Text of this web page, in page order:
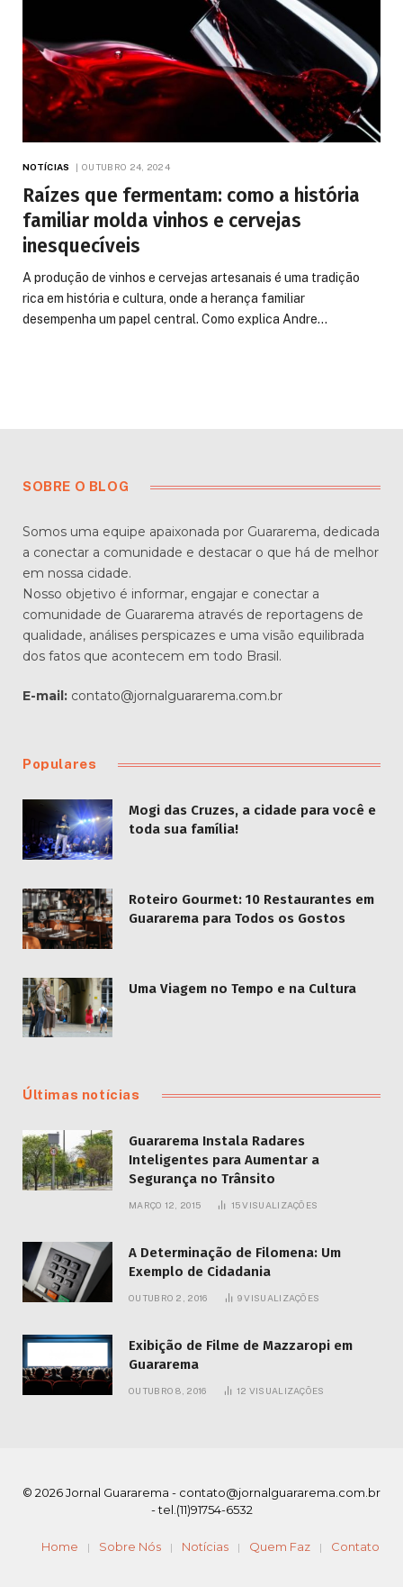
NOTÍCIAS OUTUBRO 24, 2024
Raízes que fermentam: como a história
familiar molda vinhos e cervejas
inesquecíveis
A produção de vinhos e cervejas artesanais é uma tradição
rica em história e cultura, onde a herança familiar
desempenha um papel central. Como explica Andre…
SOBRE O BLOG
Somos uma equipe apaixonada por Guararema, dedicada
a conectar a comunidade e destacar o que há de melhor
em nossa cidade.
Nosso objetivo é informar, engajar e conectar a
comunidade de Guararema através de reportagens de
qualidade, análises perspicazes e uma visão equilibrada
dos fatos que acontecem em todo Brasil.
E-mail: contato@jornalguararema.com.br
Populares
Mogi das Cruzes, a cidade para você e
toda sua família!
Roteiro Gourmet: 10 Restaurantes em
Guararema para Todos os Gostos
Uma Viagem no Tempo e na Cultura
Últimas notícias
Guararema Instala Radares
Inteligentes para Aumentar a
Segurança no Trânsito
MARÇO 12, 2015 15VISUALIZAÇÕES
A Determinação de Filomena: Um
Exemplo de Cidadania
OUTUBRO 2, 2016 9VISUALIZAÇÕES
Exibição de Filme de Mazzaropi em
Guararema
OUTUBRO 8, 2016 12 VISUALIZAÇÕES
© 2026 Jornal Guararema - contato@jornalguararema.com.br
- tel.(11)91754-6532
Home Sobre Nós Notícias Quem Faz Contato